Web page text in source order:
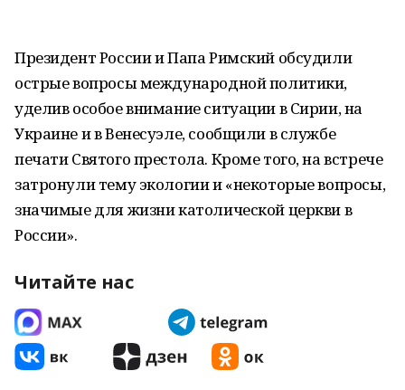
Президент России и Папа Римский обсудили
острые вопросы международной политики,
уделив особое внимание ситуации в Сирии, на
Украине и в Венесуэле, сообщили в службе
печати Святого престола. Кроме того, на встрече
затронули тему экологии и «некоторые вопросы,
значимые для жизни католической церкви в
России».
Читайте нас